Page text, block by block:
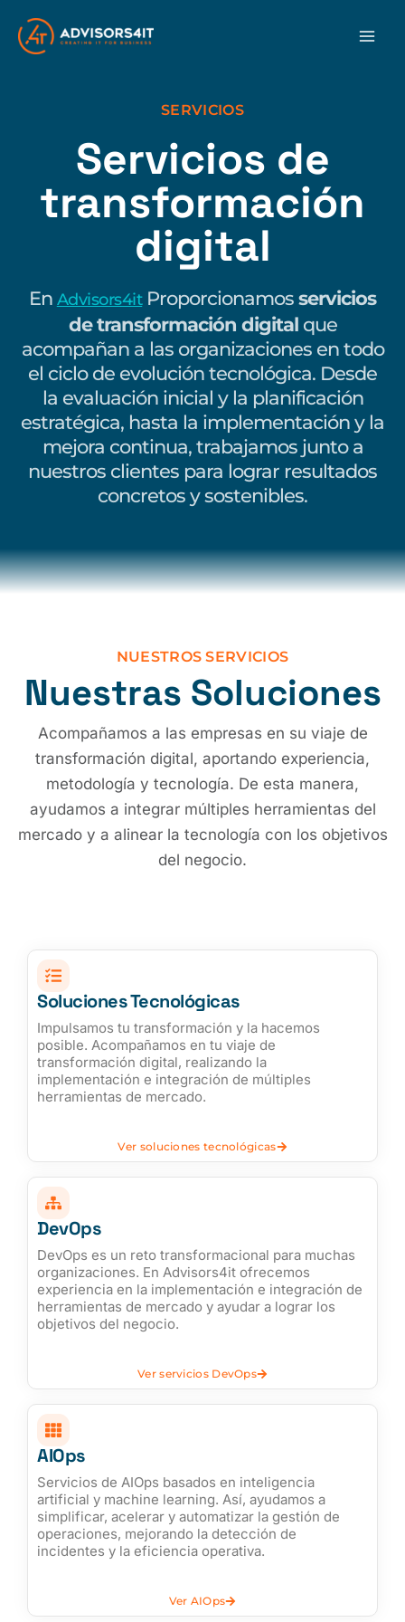
contenido
SERVICIOS
Servicios de
transformación
digital
En Advisors4itProporcionamosservicios
de transformación digitalque
acompañan a las organizaciones en todo
el ciclo de evolución tecnológica. Desde
la evaluación inicial y la planificación
estratégica, hasta la implementación y la
mejora continua, trabajamos junto a
nuestros clientes para lograr resultados
concretos y sostenibles.
NUESTROS SERVICIOS
Nuestras Soluciones
Acompañamos a las empresas en su viaje de
transformación digital, aportando experiencia,
metodología y tecnología. De esta manera,
ayudamos a integrar múltiples herramientas del
mercado y a alinear la tecnología con los objetivos
del negocio.
Soluciones Tecnológicas​
Impulsamos tu transformación y la hacemos
posible. Acompañamos en tu viaje de
transformación digital, realizando la
implementación e integración de múltiples
herramientas de mercado.​
Ver soluciones tecnológicas
DevOps​
DevOps es un reto transformacional para muchas
organizaciones. En Advisors4it ofrecemos
experiencia en la implementación e integración de
herramientas de mercado y ayudar a lograr los
objetivos del negocio.​
Ver servicios DevOps
AIOps
Servicios de AIOps basados en inteligencia
artificial y machine learning. Así, ayudamos a
simplificar, acelerar y automatizar la gestión de
operaciones, mejorando la detección de
incidentes y la eficiencia operativa.
Ver AIOps